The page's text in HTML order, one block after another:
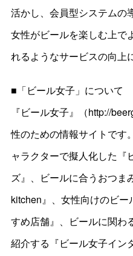
活かし、会員型システムの
女性がビールを楽しむ上で
れるようなサービスの向上
■「ビール女子」について
『ビール女子』（http://
性のための情報サイトです
ャラクターで擬人化した『
ズ』、ビールに合うおつま
kitchen』、女性向けのビ
すめ店舗』、ビールに関わ
紹介する『ビール女子イン